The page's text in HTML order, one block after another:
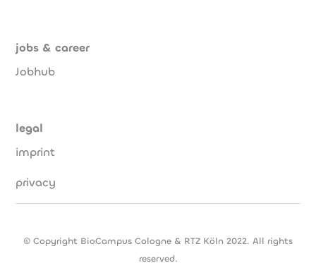
jobs & career
Jobhub
legal
imprint
privacy
© Copyright BioCampus Cologne & RTZ Köln 2022. All rights
reserved.